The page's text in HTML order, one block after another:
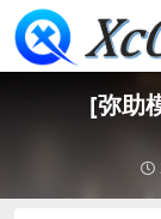
[弥助